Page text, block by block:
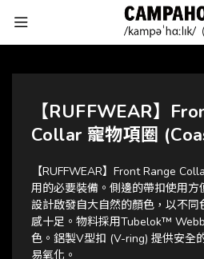
【RUFFWEAR】
Collar 寵物項圈
【RUFFWEAR】Front Range
用的必要裝備。側邊的帶扣使用
設計啟發自大自然的顏色，以不
感十足。物料採用Tubelok™
色。鋁製V型扣 (V-ring) 提供安全
易氧化。